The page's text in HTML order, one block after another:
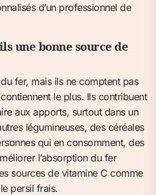
d’un professionnel de
une bonne source de
fer, mais ils ne comptent pas
le plus. Ils contribuent
aux apports, surtout dans un
légumineuses, des céréales
qui en consomment, des
l’absorption du fer
sources de vitamine C comme
persil frais.